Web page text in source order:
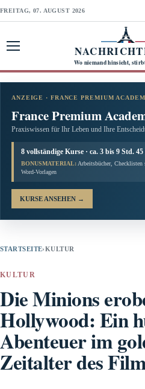
FREITAG, 07. AUGUST 2026
Wo niemand hinsieht,
ANZEIGE · FRANCE PREMIUM
France Premium
Praxiswissen für Ihr Leben und Ihre
8 vollständige Kurse · ca. 3 bis 9 Std.
BONUSMATERIAL: Arbeitsbücher,
Word-Vorlagen
KURSE ANSEHEN →
STARTSEITE›KULTUR
KULTUR
Die Minions
Hollywood: Ein
Abenteuer im
Zeitalter des